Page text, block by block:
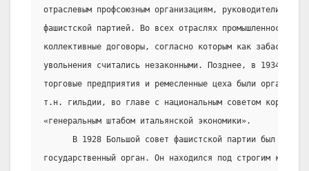
отраслевым профсоюзным организациям, руководители
фашистской партией. Во всех отраслях промышленности
коллективные договоры, согласно которым как
увольнения считались незаконными. Позднее, в 1934, все
торговые предприятия и ремесленные цеха были
т.н. гильдии, во главе с национальным советом
«генеральным штабом итальянской экономики».
В 1928 Большой совет фашистской партии был
государственный орган. Он находился под строгим